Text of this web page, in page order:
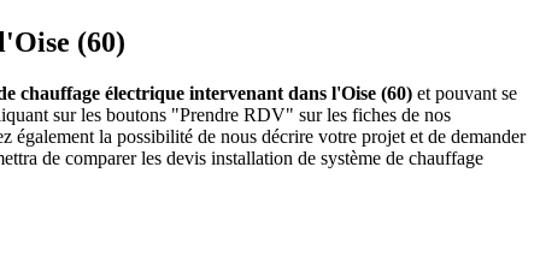
(60)
chauffage électrique intervenant dans l'Oise (60) et pouvant se
sur les boutons "Prendre RDV" sur les fiches de nos
également la possibilité de nous décrire votre projet et de demander
de comparer les devis installation de système de chauffage